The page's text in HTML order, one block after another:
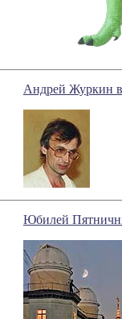
Андрей Журкин в
Юбилей